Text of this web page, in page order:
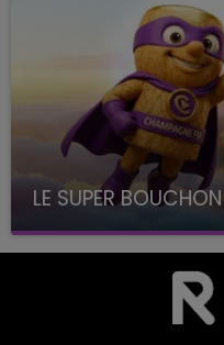
LE SUPER
avec La Famille